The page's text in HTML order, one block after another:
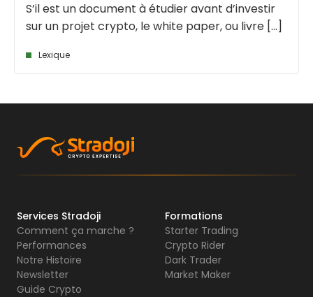
S’il est un document à étudier avant d’investir
sur un projet crypto, le white paper, ou livre [...]
Lexique
Services Stradoji
Comment ça marche ?
Performances
Notre Histoire
Newsletter
Guide Crypto
Formations
Starter Trading
Crypto Rider
Dark Trader
Market Maker